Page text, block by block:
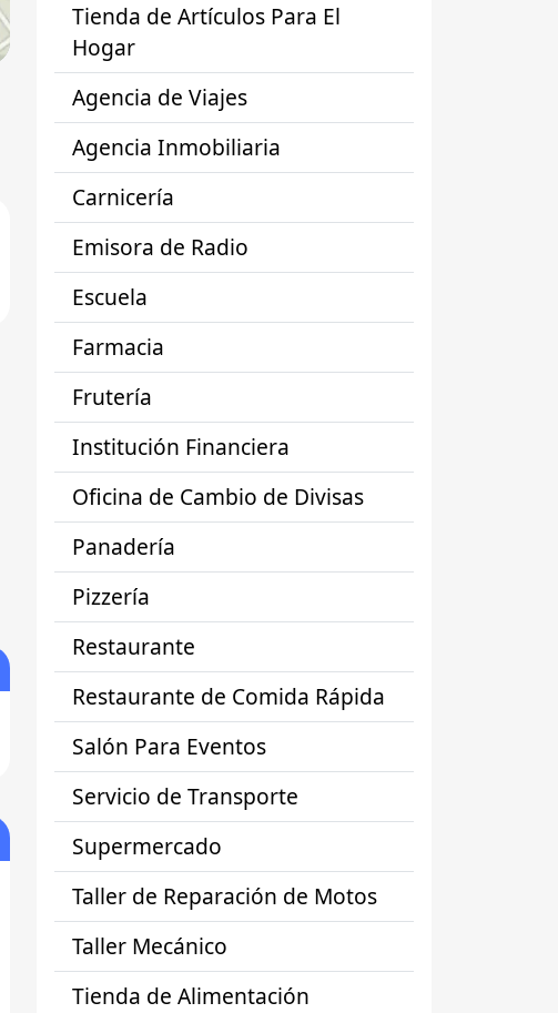
Tienda de Artículos Para El
Hogar
Agencia de Viajes
Agencia Inmobiliaria
Carnicería
Emisora de Radio
Escuela
Farmacia
Frutería
Institución Financiera
Oficina de Cambio de Divisas
Panadería
Pizzería
Restaurante
Restaurante de Comida Rápida
Salón Para Eventos
Servicio de Transporte
Supermercado
Taller de Reparación de Motos
Taller Mecánico
Tienda de Alimentación